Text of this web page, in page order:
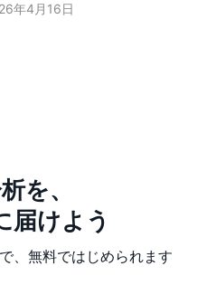
年4月16日
を、
届けよう
、無料ではじめられます